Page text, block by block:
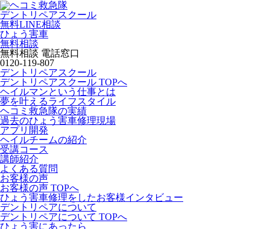
デントリペアスクール
無料LINE相談
ひょう害車
無料相談
無料相談 電話窓口
0120-119-807
デントリペアスクール
デントリペアスクール TOPへ
ヘイルマンという仕事とは
夢を叶えるライフスタイル
ヘコミ救急隊の実績
過去のひょう害車修理現場
アプリ開発
ヘイルチームの紹介
受講コース
講師紹介
よくある質問
お客様の声
お客様の声 TOPへ
ひょう害車修理をしたお客様インタビュー
デントリペアについて
デントリペアについて TOPへ
ひょう害にあったら